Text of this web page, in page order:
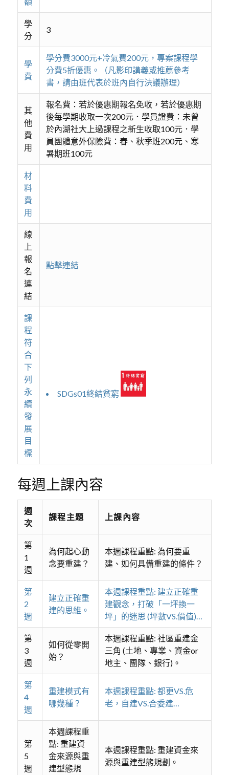
學
分
3
學
費
學分費3000元+冷氣費200元，專案課程學
分費5折優惠。（凡影印講義或推薦參考
書，請由班代表於班內自行決議辦理）
其
他
費
用
報名費：若於優惠期報名免收，若於優惠期
後每學期收取一次200元．學員證費：未曾
於內湖社大上過課程之新生收取100元．學
員團體意外保險費：春、秋季班200元、寒
暑期班100元
材
料
費
用
線
上
報
名
連
結
點擊連結
課
程
符
合
下
列
永
續
發
展
目
標
SDGs01終結貧窮
每週上課內容
週
次
課程主題 上課內容
第
1
週
為何起心動
念要重建？
本週課程重點: 為何要重
建、如何具備重建的條件？
第
2
週
建立正確重
建的思維。
本週課程重點: 建立正確重
建觀念，打破「一坪換一
坪」的迷思 (坪數VS.價值)…
第
3
週
如何從零開
始？
本週課程重點: 社區重建金
三角 (土地、專業、資金or
地主、團隊、銀行)。
第
4
週
重建模式有
哪幾種？
本週課程重點: 都更VS.危
老，自建VS.合委建…
第
5
週
本週課程重
點: 重建資
金來源與重
建型態規
本週課程重點: 重建資金來
源與重建型態規劃。